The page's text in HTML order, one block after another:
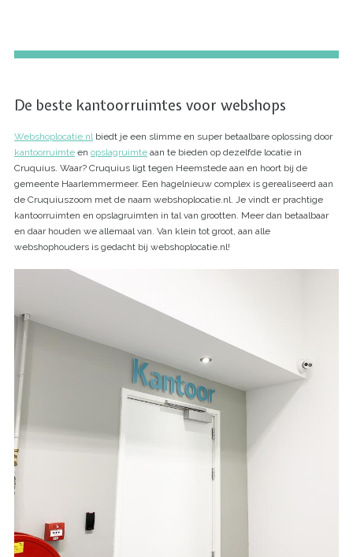
De beste kantoorruimtes voor webshops
Webshoplocatie.nlbiedt je een slimme en super betaalbare oplossing door
kantoorruimte en opslagruimte aan te bieden op dezelfde locatie in
Cruquius. Waar? Cruquius ligt tegen Heemstede aan en hoort bij de
gemeente Haarlemmermeer. Een hagelnieuw complex is gerealiseerd aan
de Cruquiuszoom met de naam webshoplocatie.nl. Je vindt er prachtige
kantoorruimten en opslagruimten in tal van grootten. Meer dan betaalbaar
en daar houden we allemaal van. Van klein tot groot, aan alle
webshophouders is gedacht bij webshoplocatie.nl!